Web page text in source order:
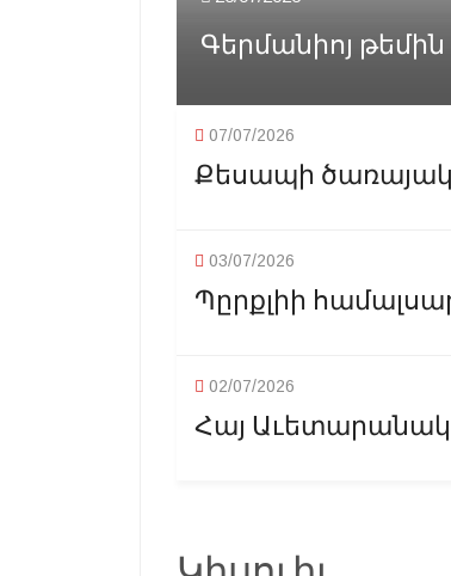
Գերմանիոյ
07/07/2026
Քեսապի
03/07/2026
Պըրքլիի
02/07/2026
Հայ